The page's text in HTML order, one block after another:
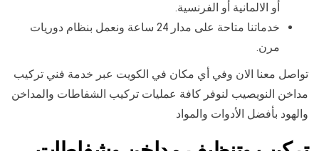
أو الالمانية أو الفرنسية.
خدماتنا متاحة على مدار 24 ساعة ونعمل بنظام دوريات
مرن.
تواصل معنا الان وفي أي مكان في الكويت عبر خدمة فني تركيب
مداخن النويصيب لنوفر كافة عمليات تركيب الشفاطات والمداخن
والهود بأفضل الأدوات والمواد